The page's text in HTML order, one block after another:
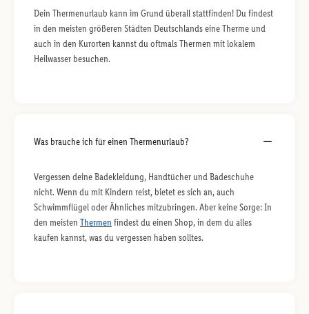
Dein Thermenurlaub kann im Grund überall stattfinden! Du findest
in den meisten größeren Städten Deutschlands eine Therme und
auch in den Kurorten kannst du oftmals Thermen mit lokalem
Heilwasser besuchen.
Was brauche ich für einen Thermenurlaub?
Vergessen deine Badekleidung, Handtücher und Badeschuhe
nicht. Wenn du mit Kindern reist, bietet es sich an, auch
Schwimmflügel oder Ähnliches mitzubringen. Aber keine Sorge: In
den meisten Thermen findest du einen Shop, in dem du alles
kaufen kannst, was du vergessen haben solltes.